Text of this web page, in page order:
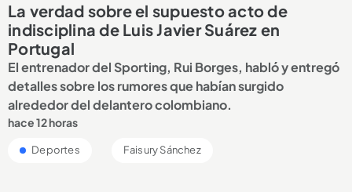
La verdad sobre el supuesto acto de
indisciplina de Luis Javier Suárez en
Portugal
El entrenador del Sporting, Rui Borges, habló y entregó
detalles sobre los rumores que habían surgido
alrededor del delantero colombiano.
hace 12 horas
Deportes Faisury Sánchez